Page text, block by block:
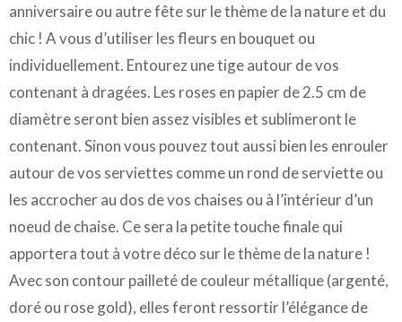
anniversaire ou autre fête sur le thème de la nature et du
chic ! A vous d’utiliser les fleurs en bouquet ou
individuellement. Entourez une tige autour de vos
contenant à dragées. Les roses en papier de 2.5 cm de
diamètre seront bien assez visibles et sublimeront le
contenant. Sinon vous pouvez tout aussi bien les enrouler
autour de vos serviettes comme un rond de serviette ou
les accrocher au dos de vos chaises ou à l’intérieur d’un
noeud de chaise. Ce sera la petite touche finale qui
apportera tout à votre déco sur le thème de la nature !
Avec son contour pailleté de couleur métallique (argenté,
doré ou rose gold), elles feront ressortir l’élégance de